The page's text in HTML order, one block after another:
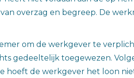
overzag en begreep. De
om de werkgever te
gedeeltelijk toegewezen.
hoeft de werkgever het loon